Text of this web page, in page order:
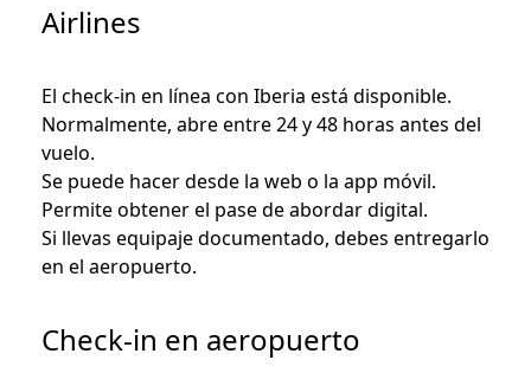
Airlines
El check-in en línea con Iberia está disponible.
Normalmente, abre entre 24 y 48 horas antes del
vuelo.
Se puede hacer desde la web o la app móvil.
Permite obtener el pase de abordar digital.
Si llevas equipaje documentado, debes entregarlo
en el aeropuerto.
Check-in en aeropuerto